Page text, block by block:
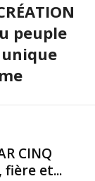
peuple
CINQ
fière et...